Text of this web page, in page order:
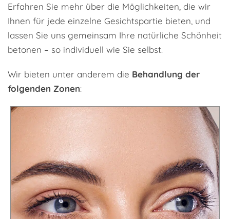
Erfahren Sie mehr über die Möglichkeiten, die wir
Ihnen für jede einzelne Gesichtspartie bieten, und
lassen Sie uns gemeinsam Ihre natürliche Schönheit
betonen – so individuell wie Sie selbst.
Wir bieten unter anderem die Behandlung der
folgenden Zonen: